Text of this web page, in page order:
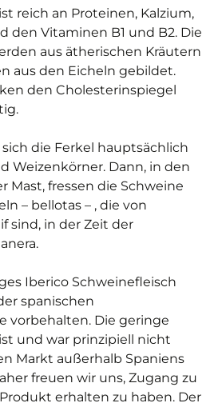
reich an Proteinen, Kalzium,
den Vitaminen B1 und B2. Die
aus ätherischen Kräutern
aus den Eicheln gebildet.
den Cholesterinspiegel
die Ferkel hauptsächlich
Weizenkörner. Dann, in den
Mast, fressen die Schweine
– bellotas – , die von
sind, in der Zeit der
Iberico Schweinefleisch
spanischen
vorbehalten. Die geringe
und war prinzipiell nicht
Markt außerhalb Spaniens
freuen wir uns, Zugang zu
erhalten zu haben. Der